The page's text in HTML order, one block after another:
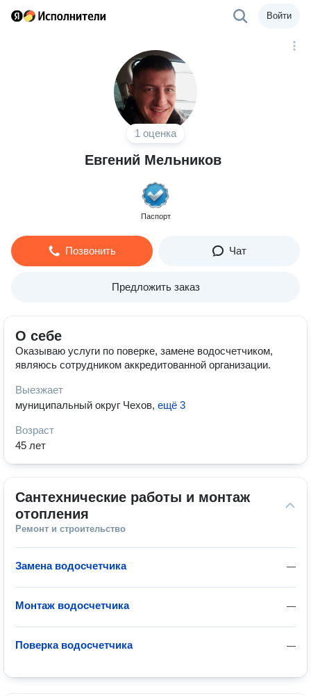
Войти
1 оценка
Евгений Мельников
Паспорт
Позвонить Чат
Предложить заказ
О себе
Оказываю услуги по поверке, замене водосчетчиком,
являюсь сотрудником аккредитованной организации.
Выезжает
муниципальный округ Чехов, ещё 3
Возраст
45 лет
Сантехнические работы и монтаж
отопления
Ремонт и строительство
—
Замена водосчетчика
—
Монтаж водосчетчика
—
Поверка водосчетчика